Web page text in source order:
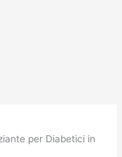
per Diabetici in